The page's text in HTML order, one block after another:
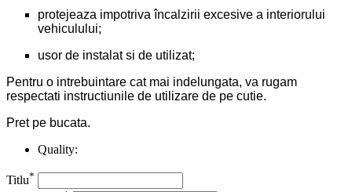
protejeaza impotriva încalzirii excesive a interiorului
vehiculului;
usor de instalat si de utilizat;
Pentru o intrebuintare cat mai indelungata, va rugam
respectati instructiunile de utilizare de pe cutie.
Pret pe bucata.
Quality:
Titlu*